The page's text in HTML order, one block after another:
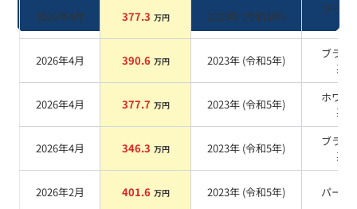
2026年4月 377.3 万円 2023年 (令和5年)
ブラッ
系
2026年4月 390.6 万円 2023年 (令和5年)
ブラッ
系
2026年4月 377.7 万円 2023年 (令和5年)
ホワイ
系
2026年4月 346.3 万円 2023年 (令和5年)
ブラッ
系
2026年2月 401.6 万円 2023年 (令和5年) パール